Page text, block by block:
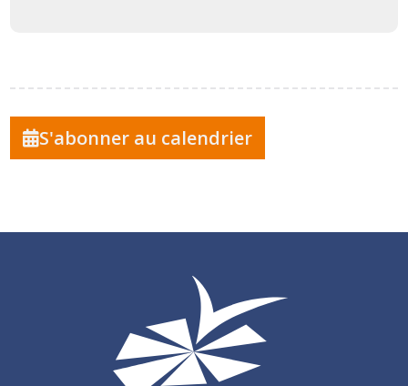
S'abonner au calendrier